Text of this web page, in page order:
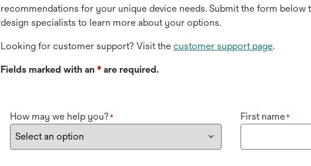
recommendations for your unique device needs. Submit the form below
design specialists to learn more about your options.
Looking for customer support? Visit the customer support page.
Fields marked with an * are required.
How may we help you? * First name*